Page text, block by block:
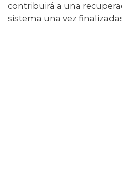
contribuirá a una
sistema una vez